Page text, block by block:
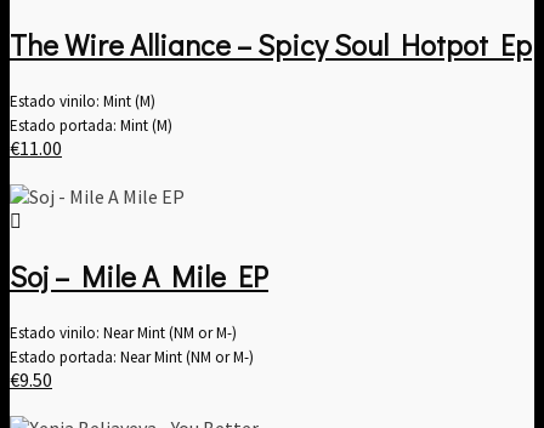
The Wire Alliance – Spicy Soul Hotpot Ep
Estado vinilo: Mint (M)
Estado portada: Mint (M)
€11.00
Soj – Mile A Mile EP
Estado vinilo: Near Mint (NM or M-)
Estado portada: Near Mint (NM or M-)
€9.50